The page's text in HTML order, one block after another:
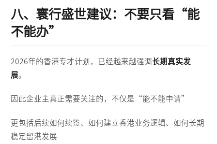
八、寰行盛世建议：不要只看“能
不能办”
2026年的香港专才计划，已经越来越强调 长期真实发
展。
因此企业主真正需要关注的，不仅是“能不能申请”
更包括后续如何续签、如何建立香港业务逻辑、如何长期
稳定留港发展